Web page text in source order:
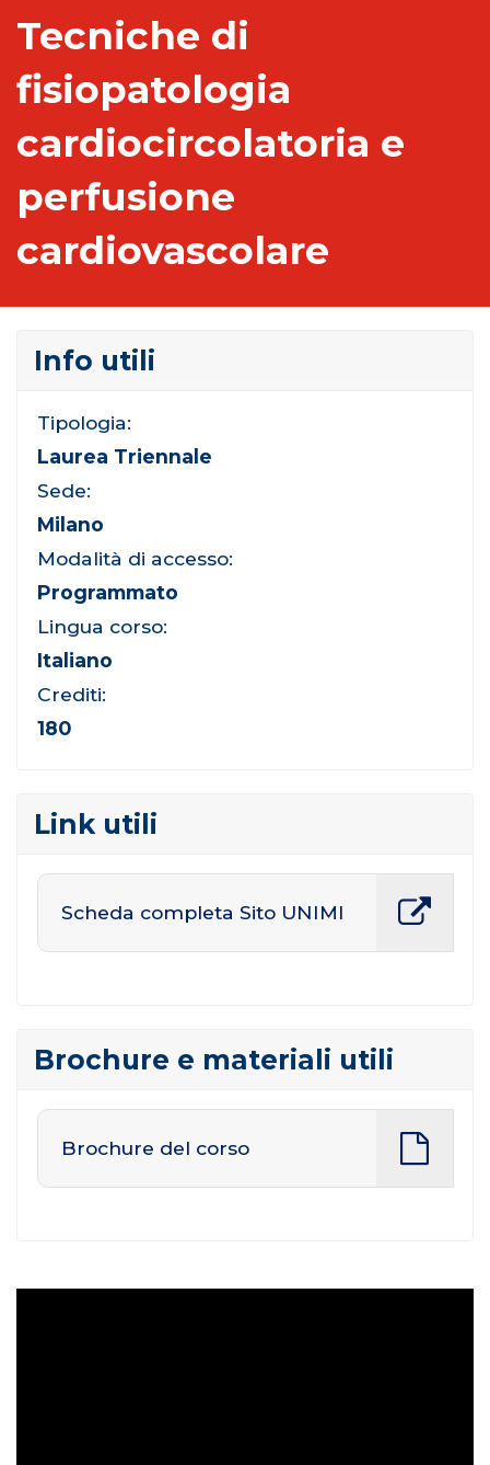
Tecniche di
fisiopatologia
cardiocircolatoria e
perfusione
cardiovascolare
Info utili
Tipologia:
Laurea Triennale
Sede:
Milano
Modalità di accesso:
Programmato
Lingua corso:
Italiano
Crediti:
180
Link utili
Scheda completa Sito UNIMI
Brochure e materiali utili
Brochure del corso